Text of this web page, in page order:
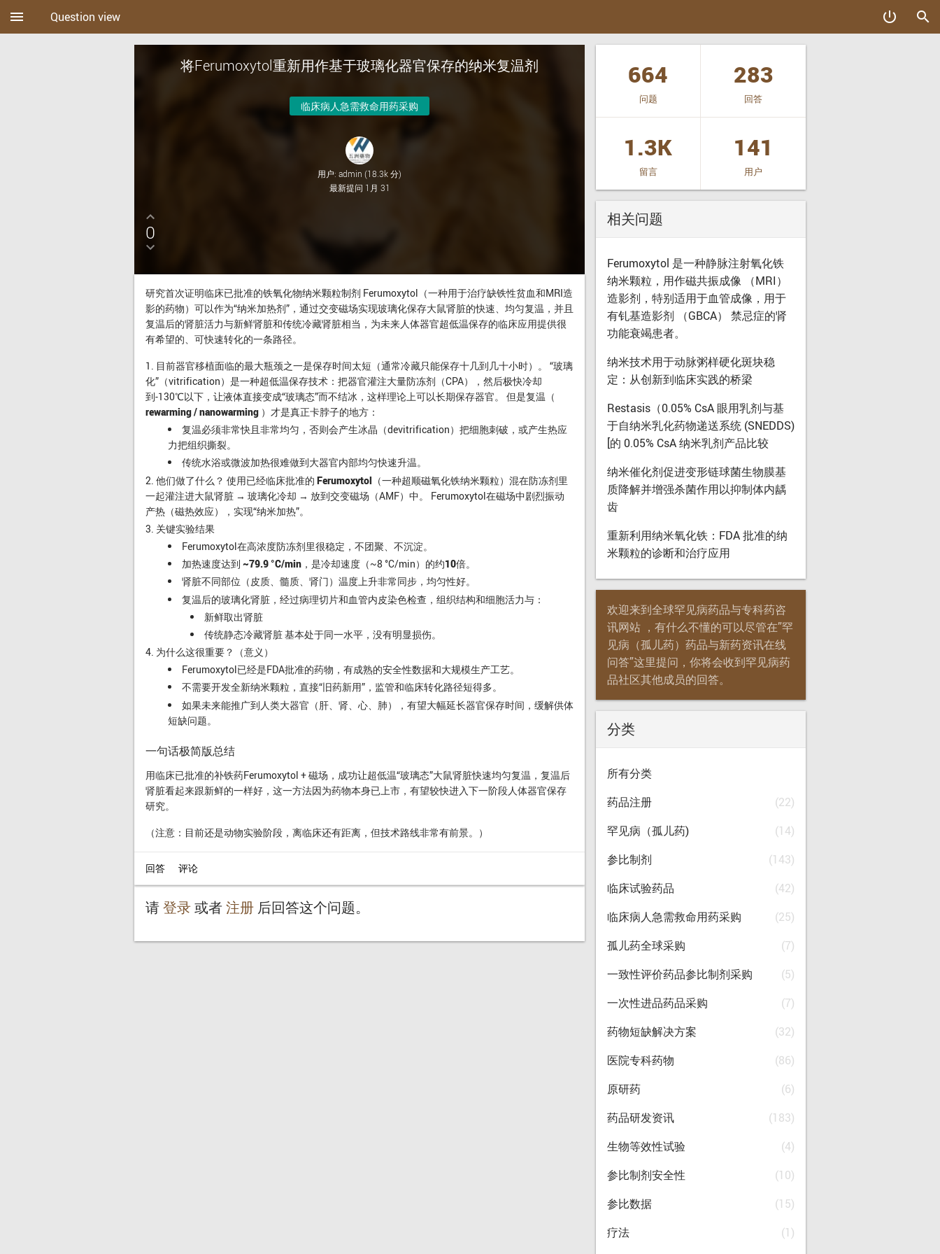
menu Question view power_settings_new search
将Ferumoxytol重新用作基于玻璃化器官保存的纳米复温剂
临床病人急需救命用药采购
用户: admin (18.3k分)
最新提问 1月 31
0
研究首次证明临床已批准的铁氧化物纳米颗粒制剂 Ferumoxytol（一种用于治疗缺铁性贫血和MRI造
影的药物）可以作为“纳米加热剂”，通过交变磁场实现玻璃化保存大鼠肾脏的快速、均匀复温，并且
复温后的肾脏活力与新鲜肾脏和传统冷藏肾脏相当，为未来人体器官超低温保存的临床应用提供很
有希望的、可快速转化的一条路径。
目前器官移植面临的最大瓶颈之一是保存时间太短（通常冷藏只能保存十几到几十小时）。 “玻璃
化”（vitrification）是一种超低温保存技术：把器官灌注大量防冻剂（CPA），然后极快冷却
到-130℃以下，让液体直接变成“玻璃态”而不结冰，这样理论上可以长期保存器官。 但是复温（
rewarming / nanowarming ）才是真正卡脖子的地方 ：
复温必须非常快且非常均匀 ，否则会产生冰晶（devitrification）把细胞刺破，或产生热应
力把组织撕裂。
传统水浴或微波加热很难做到大器官内部均匀快速升温。
他们做了什么？ 使用已经临床批准的 Ferumoxytol （一种超顺磁氧化铁纳米颗粒）混在防冻剂里
一起灌注进大鼠肾脏 → 玻璃化冷却 → 放到交变磁场（AMF）中。 Ferumoxytol在磁场中剧烈振动
产热（磁热效应），实现“纳米加热”。
关键实验结果
Ferumoxytol在高浓度防冻剂里很稳定，不团聚、不沉淀。
加热速度达到 ~79.9 °C/min ，是冷却速度（~8 °C/min）的约10倍。
肾脏不同部位（皮质、髓质、肾门）温度上升非常同步，均匀性好。
复温后的玻璃化肾脏，经过病理切片和血管内皮染色检查，组织结构和细胞活力与：
新鲜取出肾脏
传统静态冷藏肾脏 基本处于同一水平，没有明显损伤。
为什么这很重要？（意义）
Ferumoxytol已经是FDA批准的药物，有成熟的安全性数据和大规模生产工艺。
不需要开发全新纳米颗粒，直接“旧药新用”，监管和临床转化路径短得多。
如果未来能推广到人类大器官（肝、肾、心、肺），有望大幅延长器官保存时间，缓解供体
短缺问题。
一句话极简版总结
用临床已批准的补铁药Ferumoxytol + 磁场，成功让超低温“玻璃态”大鼠肾脏快速均匀复温，复温后
肾脏看起来跟新鲜的一样好，这一方法因为药物本身已上市，有望较快进入下一阶段人体器官保存
研究。
（注意：目前还是动物实验阶段，离临床还有距离，但技术路线非常有前景。）
请登录或者注册 后回答这个问题。
664
问题
283
回答
1.3K
留言
141
用户
相关问题
Ferumoxytol 是一种静脉注射氧化铁
纳米颗粒，用作磁共振成像 （MRI）
造影剂，特别适用于血管成像，用于
有钆基造影剂 （GBCA） 禁忌症的肾
功能衰竭患者。
纳米技术用于动脉粥样硬化斑块稳
定：从创新到临床实践的桥梁
Restasis（0.05% CsA 眼用乳剂与基
于自纳米乳化药物递送系统 (SNEDDS)
[的 0.05% CsA 纳米乳剂产品比较
纳米催化剂促进变形链球菌生物膜基
质降解并增强杀菌作用以抑制体内龋
齿
重新利用纳米氧化铁：FDA 批准的纳
米颗粒的诊断和治疗应用
欢迎来到全球罕见病药品与专科药咨
讯网站 ，有什么不懂的可以尽管在”罕
见病（孤儿药）药品与新药资讯在线
问答”这里提问，你将会收到罕见病药
品社区其他成员的回答。
分类
所有分类
药品注册
(22)
罕见病（孤儿药)
(14)
参比制剂
(143)
临床试验药品
(42)
临床病人急需救命用药采购
(25)
孤儿药全球采购
(7)
一致性评价药品参比制剂采购
(5)
一次性进品药品采购
(7)
药物短缺解决方案
(32)
医院专科药物
(86)
原研药
(6)
药品研发资讯
(183)
生物等效性试验
(4)
参比制剂安全性
(10)
参比数据
(15)
疗法
(1)